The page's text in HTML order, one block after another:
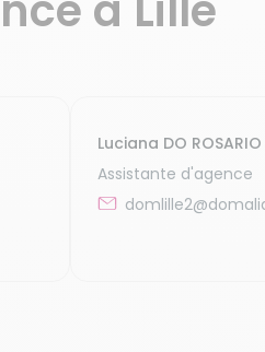
Luciana DO ROSARIO
Assistante d'agence